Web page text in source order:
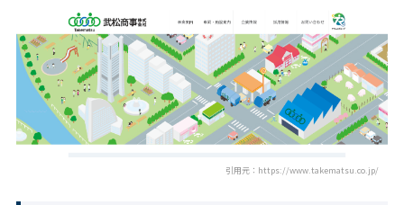
引用元：https://www.takematsu.co.jp/